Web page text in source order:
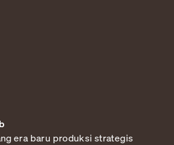
era baru produksi strategis